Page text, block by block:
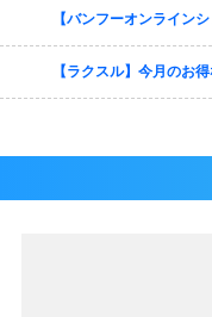
【バンフーオンライン
【ラクスル】今月のお